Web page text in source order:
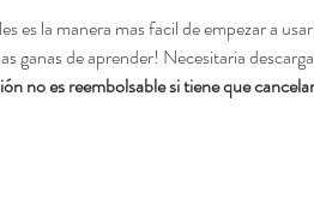
es la manera mas facil de empezar a
ganas de aprender! Necesitaria
no es reembolsable si tiene que